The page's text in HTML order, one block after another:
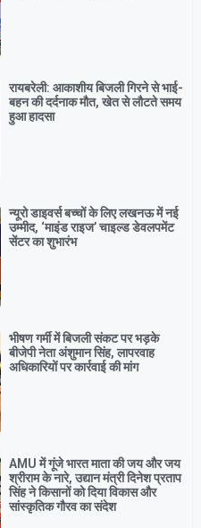
रायबरेली: आकाशीय बिजली गिरने से भाई-
बहन की दर्दनाक मौत, खेत से लौटते समय
हुआ हादसा
न्यूरो डाइवर्स बच्चों के लिए लखनऊ में नई
उम्मीद, ‘माइंड राइज’ चाइल्ड डेवलपमेंट
सेंटर का शुभारंभ
भीषण गर्मी में बिजली संकट पर भड़के
बीजेपी नेता अंशुमान सिंह, लापरवाह
अधिकारियों पर कार्रवाई की मांग
AMU में गूंजे भारत माता की जय और जय
श्रीराम के नारे, उद्यान मंत्री दिनेश प्रताप
सिंह ने किसानों को दिया विकास और
सांस्कृतिक गौरव का संदेश